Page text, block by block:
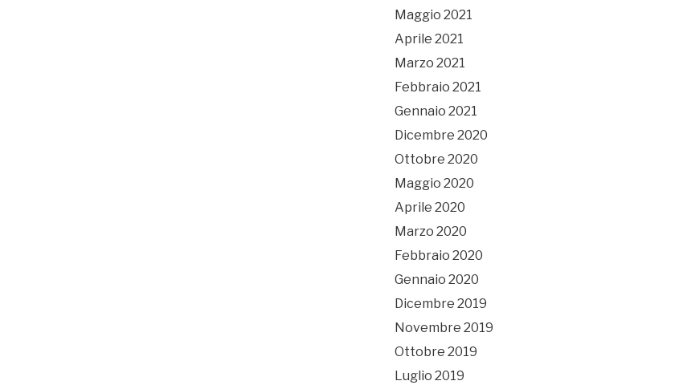
Maggio 2021
Aprile 2021
Marzo 2021
Febbraio 2021
Gennaio 2021
Dicembre 2020
Ottobre 2020
Maggio 2020
Aprile 2020
Marzo 2020
Febbraio 2020
Gennaio 2020
Dicembre 2019
Novembre 2019
Ottobre 2019
Luglio 2019